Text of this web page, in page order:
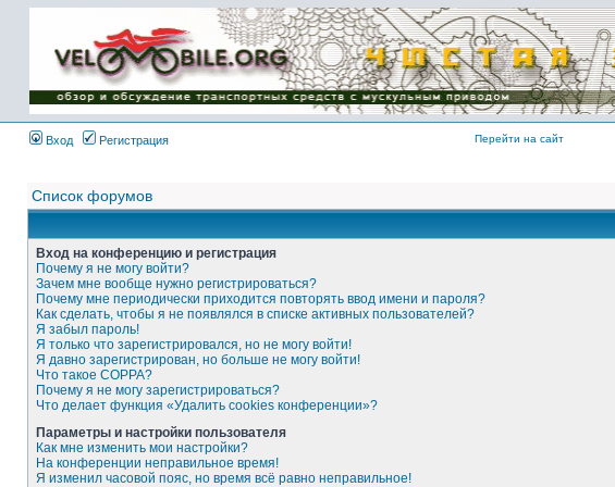
Имя пользователя:
Пароль:
{ LOG_ME_IN_SHORT
}
Вход Регистрация Перейти на сайт
Список форумов
Вход на конференцию и регистрация
Почему я не могу войти?
Зачем мне вообще нужно регистрироваться?
Почему мне периодически приходится повторять ввод имени и пароля?
Как сделать, чтобы я не появлялся в списке активных пользователей?
Я забыл пароль!
Я только что зарегистрировался, но не могу войти!
Я давно зарегистрирован, но больше не могу войти!
Что такое COPPA?
Почему я не могу зарегистрироваться?
Что делает функция «Удалить cookies конференции»?
Параметры и настройки пользователя
Как мне изменить мои настройки?
На конференции неправильное время!
Я изменил часовой пояс, но время всё равно неправильное!